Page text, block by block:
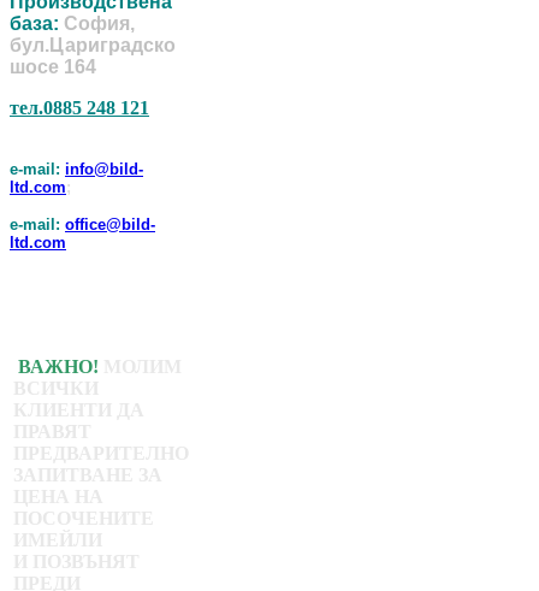
база: София,
бул.Цариградско
шосе 164
тел.0885 248 121
e-mail: info@bild-
ltd.com;
e-mail: office@bild-
ltd.com
ВАЖНО!